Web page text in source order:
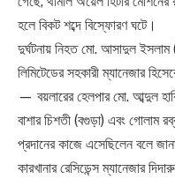
হলে বিকট শব্দে বিস্ফোরণ ঘটে।
দুর্ঘটনায় নিহত মো. আসাদুল ইসলাম
লিমিটেডের সহকারী ম্যানেজার
— বয়লারের হেলপার মো. আব্দুল
বাশার চিশতী (বগুড়া) এবং গোলাম
প্রদানের কাজে এসেছিলেন বলে
কারখানার রেসিডেন্স ম্যানেজার